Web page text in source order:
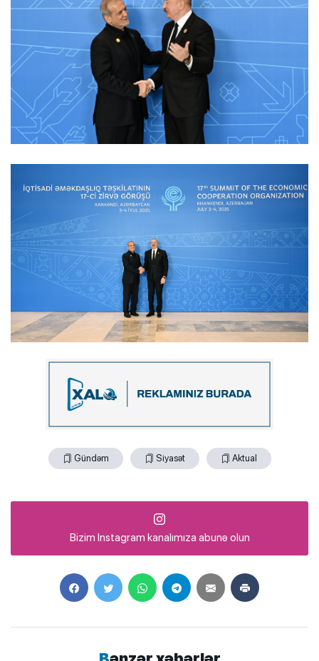
Gündəm Siyasət Aktual
Bizim Instagram kanalımıza abunə olun